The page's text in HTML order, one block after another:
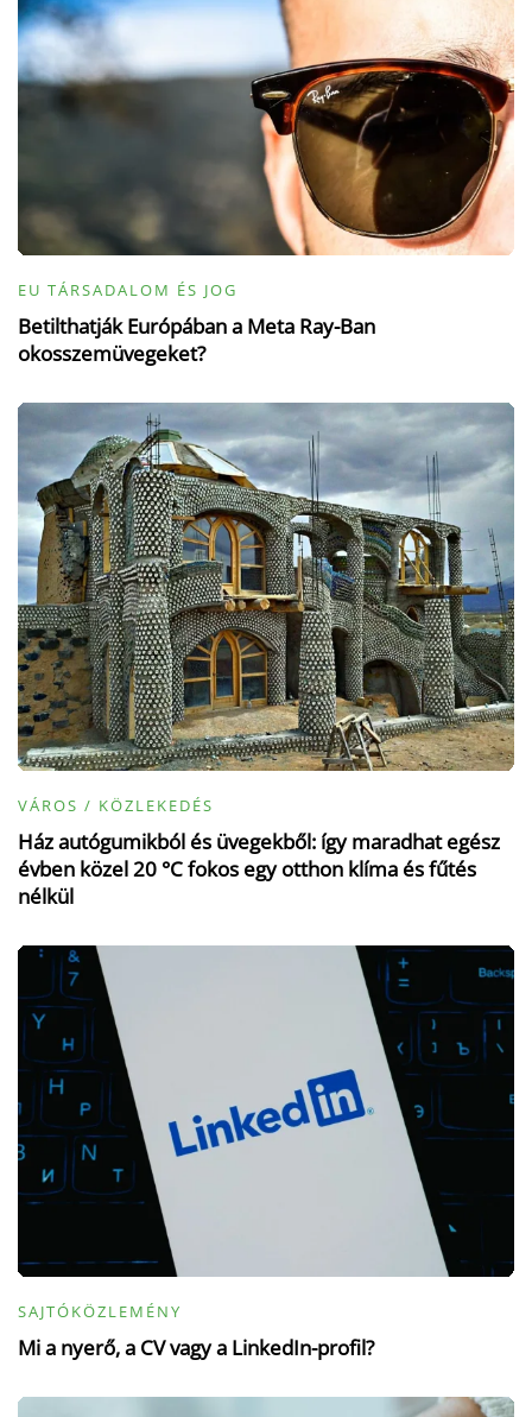
EU TÁRSADALOM ÉS JOG
Betilthatják Európában a Meta Ray-Ban
okosszemüvegeket?
VÁROS / KÖZLEKEDÉS
Ház autógumikból és üvegekből: így maradhat egész
évben közel 20 °C fokos egy otthon klíma és fűtés
nélkül
SAJTÓKÖZLEMÉNY
Mi a nyerő, a CV vagy a LinkedIn-profil?